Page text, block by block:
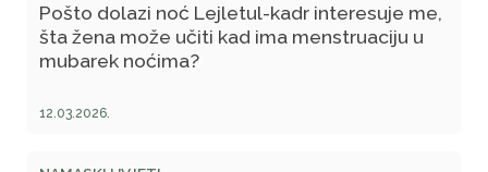
Pošto dolazi noć Lejletul-kadr interesuje me,
šta žena može učiti kad ima menstruaciju u
mubarek noćima?
12.03.2026.